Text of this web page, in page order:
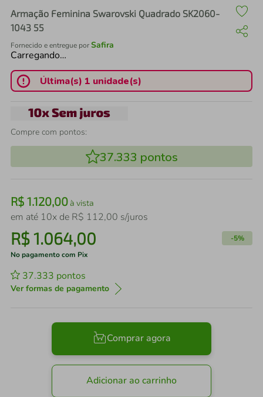
Armação Feminina Swarovski Quadrado SK2060-
1043 55
Fornecido e entregue porSafira
Carregando…
Última(s) 1 unidade(s)
Compre com pontos:
37.333 pontos
R$ 1.120,00à vista
em até 10x de R$ 112,00 s/juros
R$1.064,00 -5%
No pagamento com Pix
37.333 pontos
Ver formas de pagamento
Comprar agora
Adicionar ao carrinho